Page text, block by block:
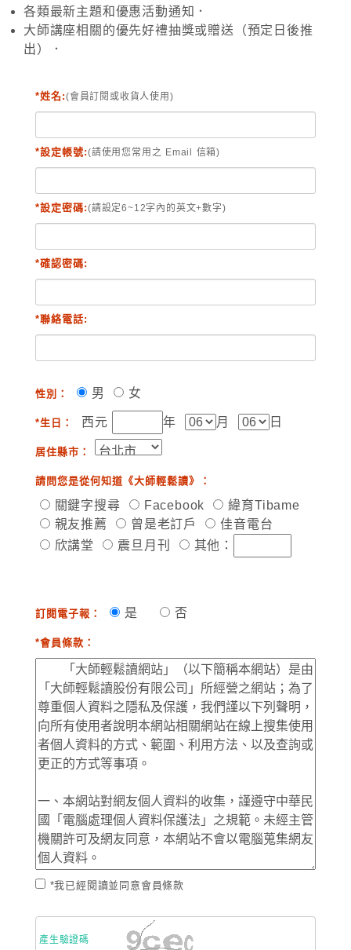
各類最新主題和優惠活動通知．
大師講座相關的優先好禮抽獎或贈送（預定日後推
出）．
*姓名:(會員訂閱或收貨人使用)
*設定帳號:(請使用您常用之 Email 信箱)
*設定密碼:(請設定6~12字內的英文+數字)
*確認密碼:
*聯絡電話:
性別： 男 女
*生日： 西元 年 月 日
居住縣市：
請問您是從何知道《大師輕鬆讀》：
關鍵字搜尋 Facebook
緯育Tibame
親友推薦
曾是老訂戶
佳音電台
欣講堂
震旦月刊 其他：
訂閱電子報： 是 否
*會員條款：
*我已經閱讀並同意會員條款
產生驗證碼